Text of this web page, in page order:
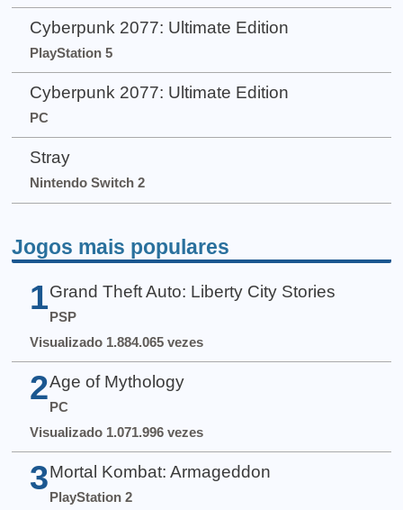
Cyberpunk 2077: Ultimate Edition
PlayStation 5
Cyberpunk 2077: Ultimate Edition
PC
Stray
Nintendo Switch 2
Jogos mais populares
1 Grand Theft Auto: Liberty City Stories
PSP
Visualizado 1.884.065 vezes
2 Age of Mythology
PC
Visualizado 1.071.996 vezes
3 Mortal Kombat: Armageddon
PlayStation 2